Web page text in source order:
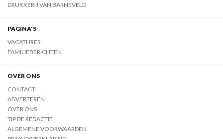
DRUKKERIJ VAN BARNEVELD
PAGINA'S
VACATURES
FAMILIEBERICHTEN
OVER ONS
CONTACT
ADVERTEREN
OVER ONS
TIP DE REDACTIE
ALGEMENE VOORWAARDEN